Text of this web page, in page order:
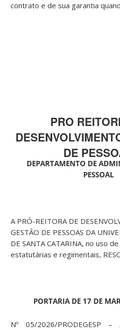
contrato e de sua garantia
PRO
DE
DEPARTAMENTO DE
PESSOAL
A PRÓ-REITORA DE
GESTÃO DE PESSOAS DA
DE SANTA CATARINA, no uso
estatutárias e regimentais,
PORTARIA DE 17 DE
Nº 05/2026/PRODEGESP